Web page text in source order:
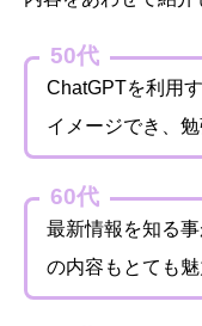
50代
ChatGPTを利用
イメージでき、勉
60代
最新情報を知る
の内容もとても魅